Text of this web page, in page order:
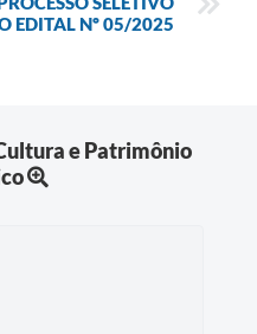
EDITAL Nº 05/2025
e Patrimônio